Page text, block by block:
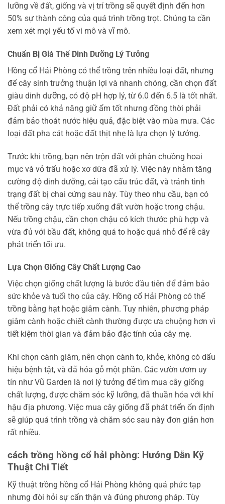
lưỡng về đất, giống và vị trí trồng sẽ quyết định đến hơn
50% sự thành công của quá trình trồng trọt. Chúng ta cần
xem xét mọi yếu tố vi mô và vĩ mô.
Chuẩn Bị Giá Thể Dinh Dưỡng Lý Tưởng
Hồng cổ Hải Phòng có thể trồng trên nhiều loại đất, nhưng
để cây sinh trưởng thuận lợi và nhanh chóng, cần chọn đất
giàu dinh dưỡng, có độ pH hợp lý, từ 6.0 đến 6.5 là tốt nhất.
Đất phải có khả năng giữ ẩm tốt nhưng đồng thời phải
đảm bảo thoát nước hiệu quả, đặc biệt vào mùa mưa. Các
loại đất pha cát hoặc đất thịt nhẹ là lựa chọn lý tưởng.
Trước khi trồng, bạn nên trộn đất với phân chuồng hoai
mục và vỏ trấu hoặc xơ dừa đã xử lý. Việc này nhằm tăng
cường độ dinh dưỡng, cải tạo cấu trúc đất, và tránh tình
trạng đất bị chai cứng sau này. Tùy theo nhu cầu, bạn có
thể trồng cây trực tiếp xuống đất vườn hoặc trong chậu.
Nếu trồng chậu, cần chọn chậu có kích thước phù hợp và
vừa đủ với bầu đất, không quá to hoặc quá nhỏ để rễ cây
phát triển tối ưu.
Lựa Chọn Giống Cây Chất Lượng Cao
Việc chọn giống chất lượng là bước đầu tiên để đảm bảo
sức khỏe và tuổi thọ của cây. Hồng cổ Hải Phòng có thể
trồng bằng hạt hoặc giâm cành. Tuy nhiên, phương pháp
giâm cành hoặc chiết cành thường được ưa chuộng hơn vì
tiết kiệm thời gian và đảm bảo đặc tính của cây mẹ.
Khi chọn cành giâm, nên chọn cành to, khỏe, không có dấu
hiệu bệnh tật, và đã hóa gỗ một phần. Các vườn ươm uy
tín như Vũ Garden là nơi lý tưởng để tìm mua cây giống
chất lượng, được chăm sóc kỹ lưỡng, đã thuần hóa với khí
hậu địa phương. Việc mua cây giống đã phát triển ổn định
sẽ giúp quá trình trồng và chăm sóc sau này đơn giản hơn
rất nhiều.
cách trồng hồng cổ hải phòng: Hướng Dẫn Kỹ
Thuật Chi Tiết
Kỹ thuật trồng hồng cổ Hải Phòng không quá phức tạp
nhưng đòi hỏi sự cẩn thận và đúng phương pháp. Tùy